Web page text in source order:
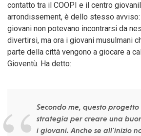
contatto tra il COOPI e il centro
arrondissement, è dello stesso
giovani non potevano incontrarsi da
divertirsi, ma ora i giovani musulmani
parte della città vengono a giocare a
Gioventù. Ha detto:
Secondo me, questo
strategia per creare una
i giovani. Anche se all'inizio